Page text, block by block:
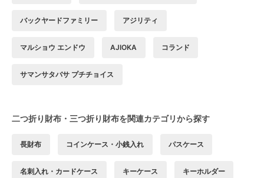
バックヤードファミリー アジリティ
マルショウ エンドウ AJIOKA コランド
サマンサタバサ プチチョイス
二つ折り財布・三つ折り財布を関連カテゴリから探す
長財布 コインケース・小銭入れ パスケース
名刺入れ・カードケース キーケース キーホルダー